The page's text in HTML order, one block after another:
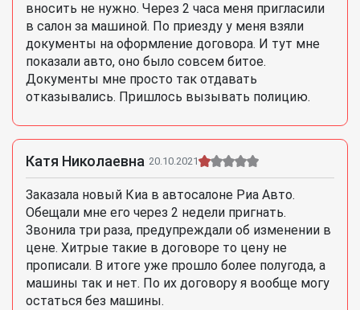
вносить не нужно. Через 2 часа меня пригласили
в салон за машиной. По приезду у меня взяли
документы на оформление договора. И тут мне
показали авто, оно было совсем битое.
Документы мне просто так отдавать
отказывались. Пришлось вызывать полицию.
Катя Николаевна 20.10.2021
Заказала новый Киа в автосалоне Риа Авто.
Обещали мне его через 2 недели пригнать.
Звонила три раза, предупреждали об изменении в
цене. Хитрые такие в договоре то цену не
прописали. В итоге уже прошло более полугода, а
машины так и нет. По их договору я вообще могу
остаться без машины.